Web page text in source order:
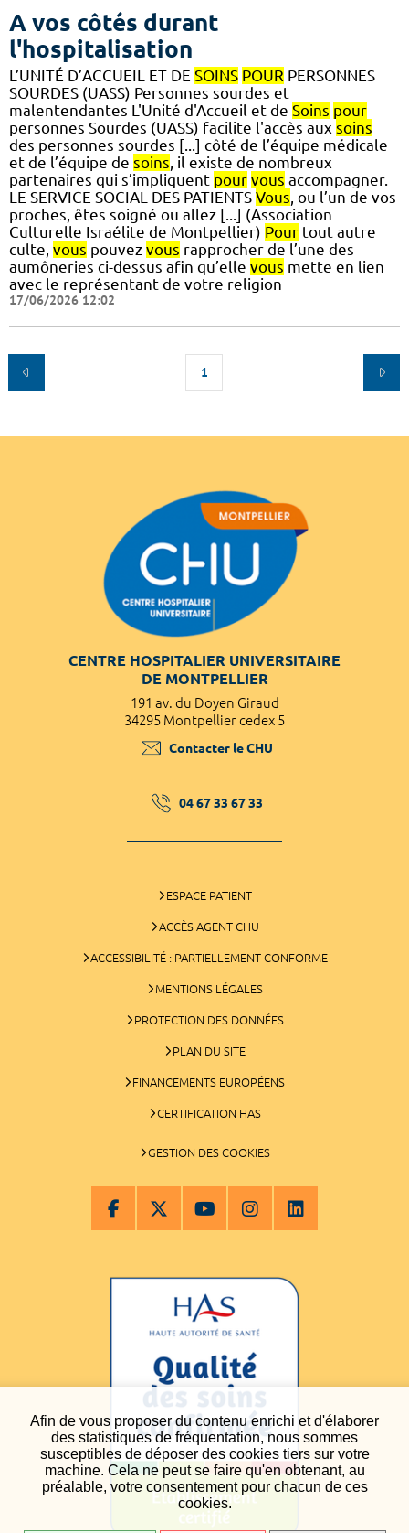
Afin de vous proposer du contenu enrichi et d'élaborer
des statistiques de fréquentation, nous sommes
susceptibles de déposer des cookies tiers sur votre
machine. Cela ne peut se faire qu'en obtenant, au
préalable, votre consentement pour chacun de ces
cookies.
A vos côtés durant
l'hospitalisation
L’UNITÉ D’ACCUEIL ET DE SOINS POUR PERSONNES
SOURDES (UASS) Personnes sourdes et
malentendantes L'Unité d'Accueil et de Soins pour
personnes Sourdes (UASS) facilite l'accès aux soins
des personnes sourdes [...] côté de l’équipe médicale
et de l’équipe de soins , il existe de nombreux
partenaires qui s’impliquent pour vous accompagner.
LE SERVICE SOCIAL DES PATIENTS Vous , ou l’un de vos
proches, êtes soigné ou allez [...] (Association
Culturelle Israélite de Montpellier) Pour tout autre
culte, vous pouvez vous rapprocher de l’une des
aumôneries ci-dessus afin qu’elle vous mette en lien
avec le représentant de votre religion
17/06/2026 12:02
1
CENTRE HOSPITALIER UNIVERSITAIRE
DE MONTPELLIER
191 av. du Doyen Giraud
34295 Montpellier cedex 5
Contacter le CHU
04 67 33 67 33
ESPACE PATIENT
ACCÈS AGENT CHU
ACCESSIBILITÉ : PARTIELLEMENT CONFORME
MENTIONS LÉGALES
PROTECTION DES DONNÉES
PLAN DU SITE
FINANCEMENTS EUROPÉENS
CERTIFICATION HAS
GESTION DES COOKIES